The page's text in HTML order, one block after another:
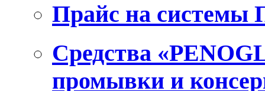
Прайс на
Средства
промывки и